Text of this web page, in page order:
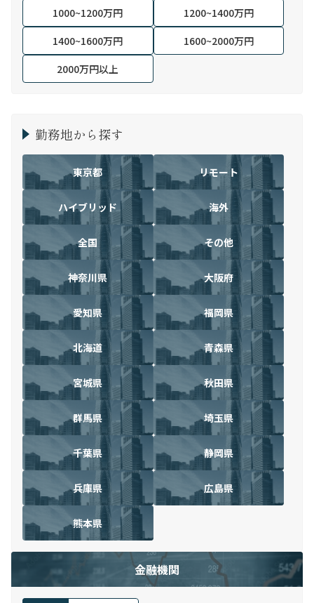
1000~1200万円
1200~1400万円
1400~1600万円
1600~2000万円
2000万円以上
勤務地から探す
東京都 リモート
ハイブリッド 海外
全国 その他
神奈川県 大阪府
愛知県 福岡県
北海道 青森県
宮城県 秋田県
群馬県 埼玉県
千葉県 静岡県
兵庫県 広島県
熊本県
金融機関